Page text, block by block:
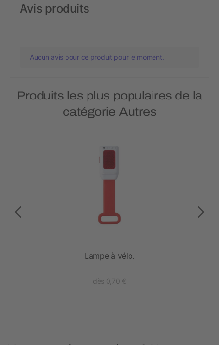
Avis produits
Aucun avis pour ce produit pour le moment.
Produits les plus populaires de la
catégorie Autres
Lampe à vélo.
dès 0,70 €